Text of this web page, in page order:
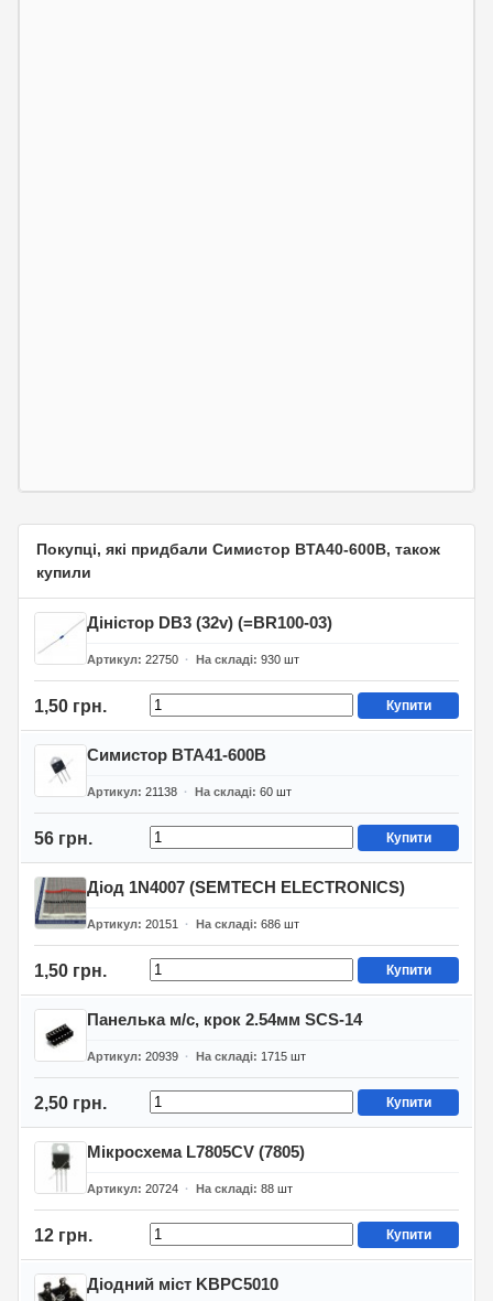
Покупці, які придбали Симистор BTA40-600B, також
купили
Діністор DB3 (32v) (=BR100-03)
Артикул 22750 На складі 930 шт
1,50 грн. Купити
Симистор BTA41-600B
Артикул 21138 На складі 60 шт
56 грн. Купити
Діод 1N4007 (SEMTECH ELECTRONICS)
Артикул 20151 На складі 686 шт
1,50 грн. Купити
Панелька м/с, крок 2.54мм SCS-14
Артикул 20939 На складі 1715 шт
2,50 грн. Купити
Мікросхема L7805CV (7805)
Артикул 20724 На складі 88 шт
12 грн. Купити
Діодний міст KBPC5010